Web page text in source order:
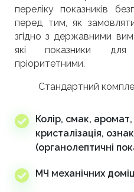
переліку показників
перед тим, як
згідно з державними
які показники для
пріоритетними.
Стандартний
Колір, смак,
кристалізація,
(органолептичні
МЧ механічних